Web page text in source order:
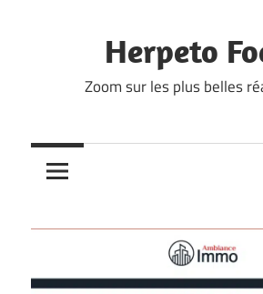
Herpeto
Zoom sur les plus belles